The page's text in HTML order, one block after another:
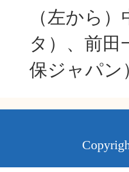
（左から
タ）、前田
保ジャパン